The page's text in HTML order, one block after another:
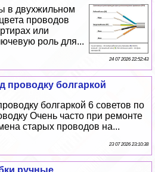
в двухжильном
проводов
или
роль для...
24 07 2026 22:52:43
проводку болгаркой
болгаркой 6 советов по
Очень часто при ремонте
старых проводов на...
23 07 2026 23:10:38
ручные